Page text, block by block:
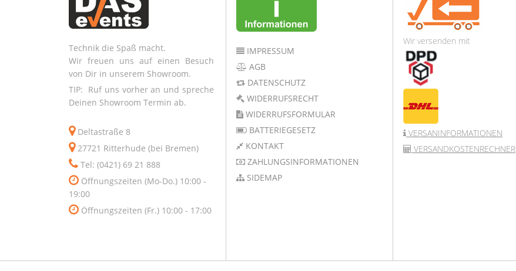
Technik die Spaß macht.
Wir freuen uns auf einen Besuch
von Dir in unserem Showroom.
TIP: Ruf uns vorher an und spreche
Deinen Showroom Termin ab.
Deltastraße 8
27721 Ritterhude (bei Bremen)
Tel: (0421) 69 21 888
Öffnungszeiten (Mo-Do.) 10:00 -
19:00
Öffnungszeiten (Fr.) 10:00 - 17:00
IMPRESSUM
AGB
DATENSCHUTZ
WIDERRUFSRECHT
WIDERRUFSFORMULAR
BATTERIEGESETZ
KONTAKT
ZAHLUNGSINFORMATIONEN
SIDEMAP
Wir versenden mit
VERSANINFORMATIONEN
VERSANDKOSTENRECHNER